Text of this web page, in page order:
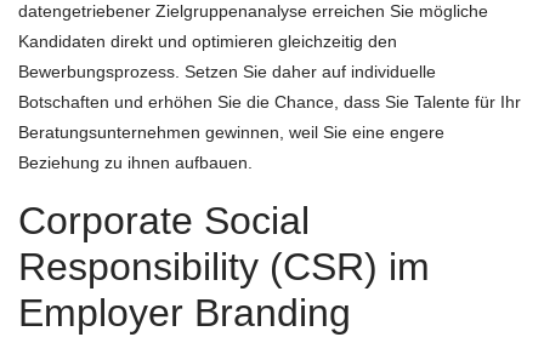
datengetriebener Zielgruppenanalyse erreichen Sie mögliche
Kandidaten direkt und optimieren gleichzeitig den
Bewerbungsprozess. Setzen Sie daher auf individuelle
Botschaften und erhöhen Sie die Chance, dass Sie Talente für Ihr
Beratungsunternehmen gewinnen, weil Sie eine engere
Beziehung zu ihnen aufbauen.
Corporate Social
Responsibility (CSR) im
Employer Branding